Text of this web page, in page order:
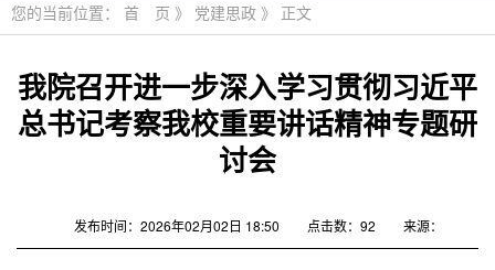
您的当前位置： 首 页 》 党建思政 》 正文
我院召开进一步深入学习贯彻习近平
总书记考察我校重要讲话精神专题研
讨会
发布时间：2026年02月02日 18:50 点击数： 92 来源：